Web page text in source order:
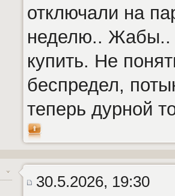
отключали на
неделю.. Жабы..
купить. Не
беспредел,
теперь дурной
30.5.2026, 19:30